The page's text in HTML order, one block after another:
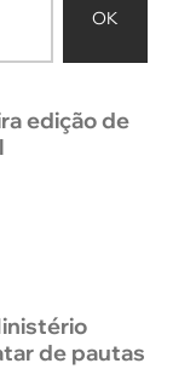
OK
edição de
de pautas